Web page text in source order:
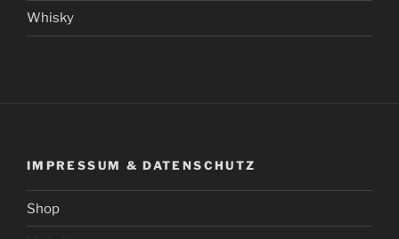
Whisky
IMPRESSUM & DATENSCHUTZ
Shop